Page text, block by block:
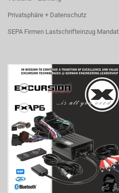
Privatsphäre + Datenschutz
SEPA Firmen Lastschrifteinzug Mandat